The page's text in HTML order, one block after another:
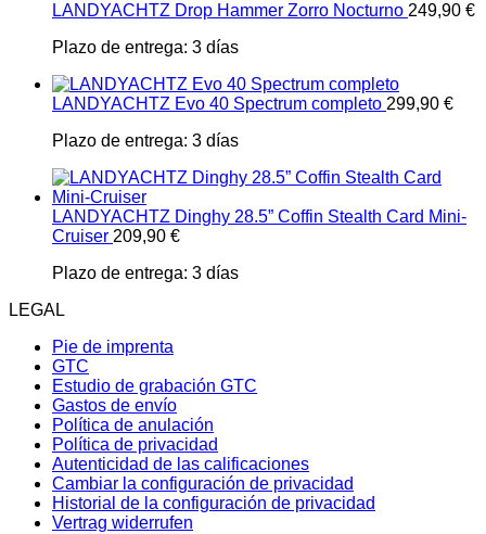
LANDYACHTZ Drop Hammer Zorro Nocturno 249,90 €
Plazo de entrega: 3 días
LANDYACHTZ Evo 40 Spectrum completo 299,90 €
Plazo de entrega: 3 días
LANDYACHTZ Dinghy 28.5” Coffin Stealth Card Mini-
Cruiser 209,90 €
Plazo de entrega: 3 días
LEGAL
Pie de imprenta
GTC
Estudio de grabación GTC
Gastos de envío
Política de anulación
Política de privacidad
Autenticidad de las calificaciones
Cambiar la configuración de privacidad
Historial de la configuración de privacidad
Vertrag widerrufen